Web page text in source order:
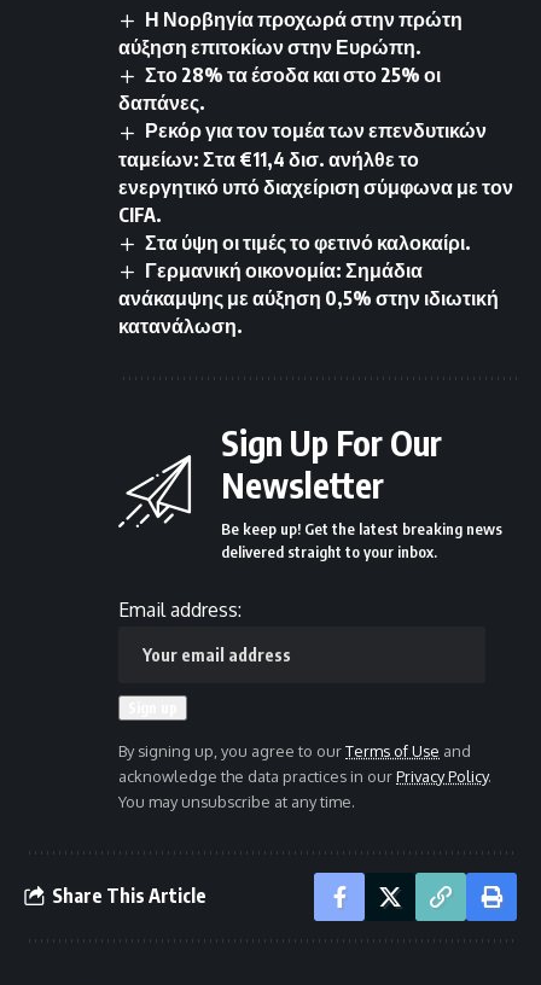
Η Νορβηγία προχωρά στην πρώτη
αύξηση επιτοκίων στην Ευρώπη.
Στο 28% τα έσοδα και στο 25% οι
δαπάνες.
Ρεκόρ για τον τομέα των επενδυτικών
ταμείων: Στα €11,4 δισ. ανήλθε το
ενεργητικό υπό διαχείριση σύμφωνα με τον
CIFA.
Στα ύψη οι τιμές το φετινό καλοκαίρι.
Γερμανική οικονομία: Σημάδια
ανάκαμψης με αύξηση 0,5% στην ιδιωτική
κατανάλωση.
Sign Up For Our
Newsletter
Be keep up! Get the latest breaking news
delivered straight to your inbox.
Email address:
By signing up, you agree to ourTerms of Use and
acknowledge the data practices in ourPrivacy Policy.
You may unsubscribe at any time.
Share This Article